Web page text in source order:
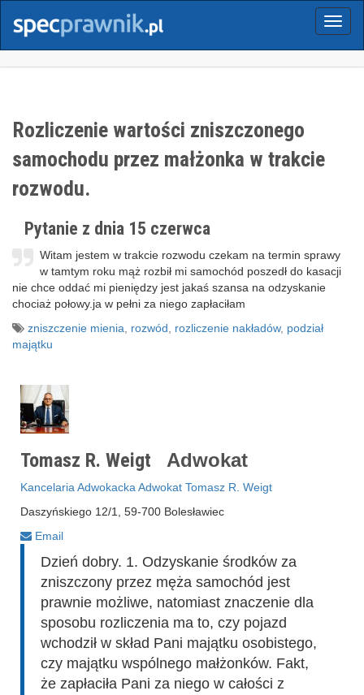
Menu
Rozliczenie wartości zniszczonego
samochodu przez małżonka w trakcie
rozwodu.
Pytanie z dnia 15 czerwca
Witam jestem w trakcie rozwodu czekam na termin sprawy
w tamtym roku mąż rozbił mi samochód poszedł do kasacji
nie chce oddać mi pieniędzy jest jakaś szansa na odzyskanie
chociaż połowy.ja w pełni za niego zapłaciłam
zniszczenie mienia
rozwód rozliczenie nakładów, podział
majątku
Tomasz R. Weigt Adwokat
Kancelaria Adwokacka Adwokat Tomasz R. Weigt
Daszyńskiego 12/1, 59-700 Bolesławiec
Email
Dzień dobry. 1. Odzyskanie środków za
zniszczony przez męża samochód jest
prawnie możliwe, natomiast znaczenie dla
sposobu rozliczenia ma to, czy pojazd
wchodził w skład Pani majątku osobistego,
czy majątku wspólnego małżonków. Fakt,
że zapłaciła Pani za niego w całości z